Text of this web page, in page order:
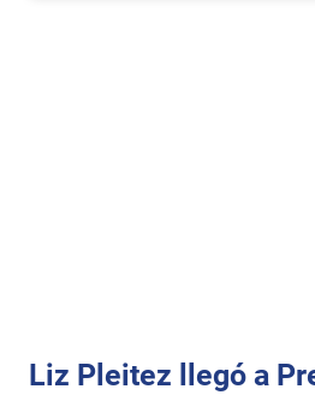
Liz Pleitez llegó a